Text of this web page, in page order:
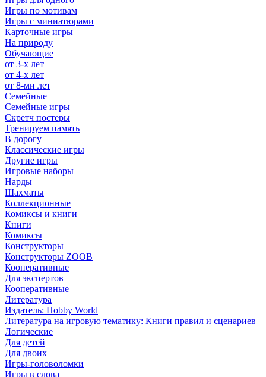
Игры по мотивам
Игры с миниатюрами
Карточные игры
На природу
Обучающие
от 3-х лет
от 4-х лет
от 8-ми лет
Семейные
Семейные игры
Скретч постеры
Тренируем память
В дорогу
Классические игры
Другие игры
Игровые наборы
Нарды
Шахматы
Коллекционные
Комиксы и книги
Книги
Комиксы
Конструкторы
Конструкторы ZOOB
Кооперативные
Для экспертов
Кооперативные
Литература
Издатель: Hobby World
Литература на игровую тематику: Книги правил и сценариев
Логические
Для детей
Для двоих
Игры-головоломки
Игры в слова